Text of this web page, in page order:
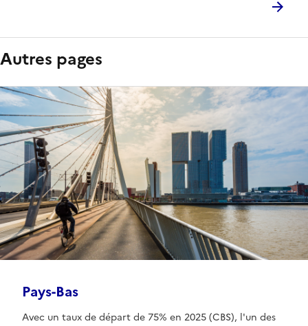
Autres pages
Pays-Bas
Avec un taux de départ de 75% en 2025 (CBS), l'un des